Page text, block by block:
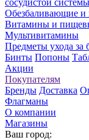
сосудистой системы
Обезбаливающие и
Витамины и
Мультивитамины
Предметы ухода
Бинты Попоны
Акции
Покупателям
Бренды Доставка
Флагманы
О компании
Магазины
Ваш город: